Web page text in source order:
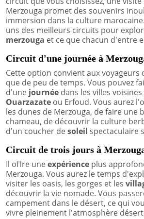
Merzouga promet des souvenirs
immersion dans la culture
uns des meilleurs circuits pour
merzouga et ce que chacun d'entre
Circuit d'une journée à
Cette option convient aux voyageurs
que de peu de temps. Vous pouvez
d'une journée dans les villes
Ouarzazate ou Erfoud. Vous aurez
les dunes de Merzouga, de faire une
chameau, de découvrir la culture
d'un coucher desoleil spectaculaire
Circuit de trois jours à
Il offre uneexpérience plus
Merzouga. Vous aurez le temps
visiter les oasis, les gorges et les
découvrir la vie nomade. Vous
campement dans le désert, ce qui
vivre pleinement l'atmosphère